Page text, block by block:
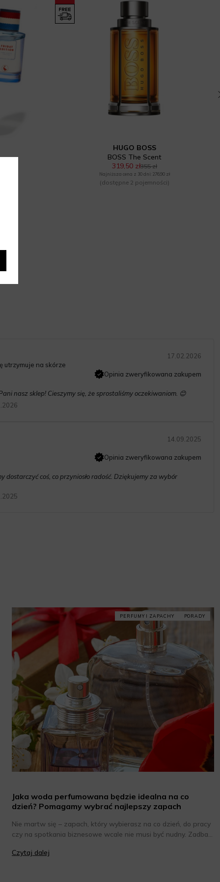
HUGO BOSS
BOSS The Scent
319,50 zł355 zł
Najniższa cena z 30 dni: 276,90 zł
(dostępne 2 pojemności)
17.02.2026
utrzymuje na skórze
Opinia zweryfikowana zakupem
nasz sklep! Cieszymy się, że sprostaliśmy oczekiwaniom. 😊
14.09.2025
Opinia zweryfikowana zakupem
dostarczyć coś, co przyniosło radość. Dziękujemy za wybór
PERFUMY I ZAPACHY PORADY
Jaka woda perfumowana będzie idealna na co
dzień? Pomagamy wybrać najlepszy zapach
Nie martw się – zapach, który wybierasz na co dzień, do pracy
czy na spotkania biznesowe wcale nie musi być nudny. Zadbaj
kompozycja, której używasz na wieczór w gronie znajomych.
Czytaj dalej